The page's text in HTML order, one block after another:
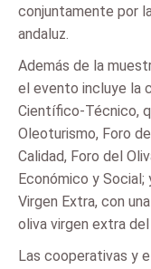
conjuntamente por
andaluz.
Además de la
el evento incluye la
Científico-Técnico,
Oleoturismo, Foro
Calidad, Foro del
Económico y Social;
Virgen Extra, con
oliva virgen extra del
Las cooperativas y